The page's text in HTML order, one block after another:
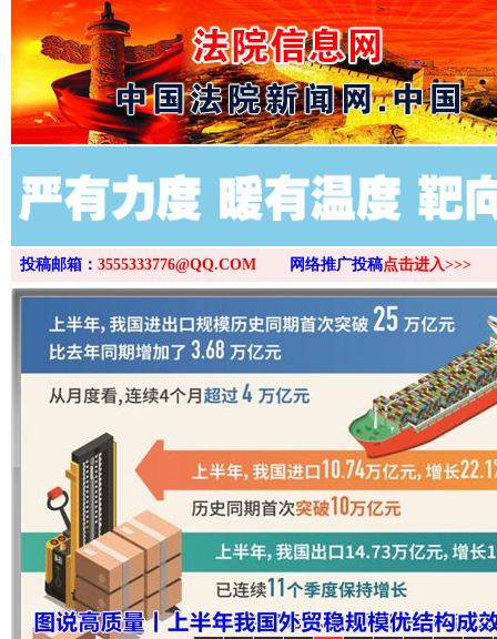
>
投稿邮箱： 3555333776@QQ.COM 网络推广投稿点击进入>>>